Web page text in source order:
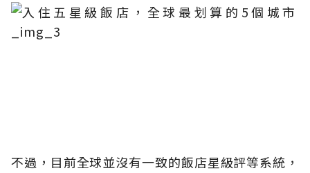
不過，目前全球並沒有一致的飯店星級評等系統，